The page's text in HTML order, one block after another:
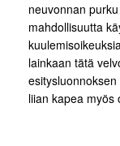
neuvonnan
mahdollisuutta
lainkaan tätä
liian kapea myös